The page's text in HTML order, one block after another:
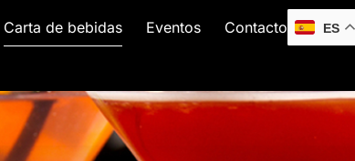
Carta de bebidas Eventos Contacto ES